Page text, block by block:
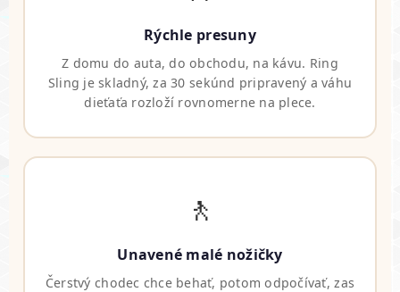
Rýchle presuny
Z domu do auta, do obchodu, na kávu. Ring
Sling je skladný, za 30 sekúnd pripravený a váhu
dieťaťa rozloží rovnomerne na plece.
🚶
Unavené malé nožičky
Čerstvý chodec chce behať, potom odpočívať, zas